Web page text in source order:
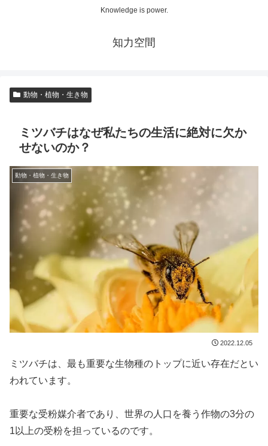
Knowledge is power.
知力空間
動物・植物・生き物
ミツバチはなぜ私たちの生活に絶対に欠か
せないのか？
動物・植物・生き物
2022.12.05
ミツバチは、最も重要な生物種のトップに近い存在だとい
われています。
重要な受粉媒介者であり、世界の人口を養う作物の3分の
1以上の受粉を担っているのです。